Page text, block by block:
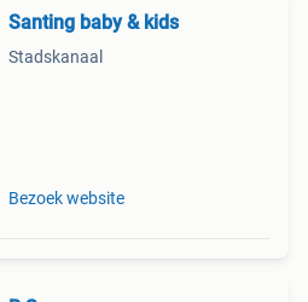
Santing baby & kids
Stadskanaal
Bezoek website